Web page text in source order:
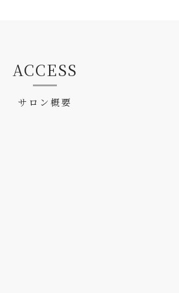
サロン概要
ACCESS